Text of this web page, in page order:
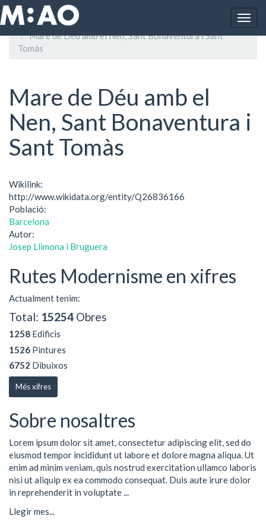
Vés al contingut
Inici
Mare de Déu amb el Nen, Sant Bonaventura i Sant
Tomàs
Mare de Déu amb el
Nen, Sant Bonaventura i
Sant Tomàs
Wikilink:
http://www.wikidata.org/entity/Q26836166
Població:
Barcelona
Autor:
Josep Llimona i Bruguera
Rutes Modernisme en xifres
Actualment tenim:
Total: 15254 Obres
1258 Edificis
1526 Pintures
6752 Dibuixos
Més xifres
Sobre nosaltres
Lorem ipsum dolor sit amet, consectetur adipiscing elit, sed do
eiusmod tempor incididunt ut labore et dolore magna aliqua. Ut
enim ad minim veniam, quis nostrud exercitation ullamco laboris
nisi ut aliquip ex ea commodo consequat. Duis aute irure dolor
in reprehenderit in voluptate ...
Llegir mes...